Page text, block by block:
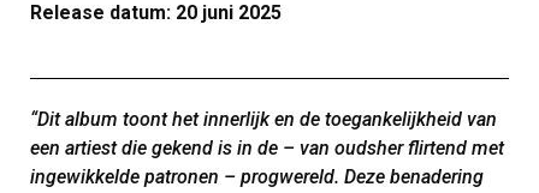
Release datum: 20 juni 2025
“Dit album toont het innerlijk en de toegankelijkheid van
een artiest die gekend is in de – van oudsher flirtend met
ingewikkelde patronen – progwereld. Deze benadering